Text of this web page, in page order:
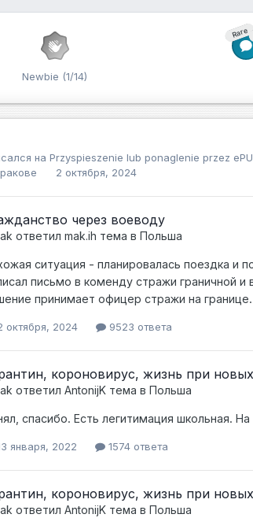
Newbie (1/14)
Rare
на Przyspieszenie lub ponaglenie przez
2 октября, 2024
через воеводу
ответил mak.ih тема в Польша
ситуация - планировалась поездка и
письмо в коменду стражи граничной
принимает офицер стражи на границе.
октября, 2024 9523 ответа
короновирус, жизнь при новых
ответил AntonijK тема в Польша
спасибо. Есть легитимация школьная.
января, 2022 1574 ответа
короновирус, жизнь при
ответил AntonijK тема в Польша